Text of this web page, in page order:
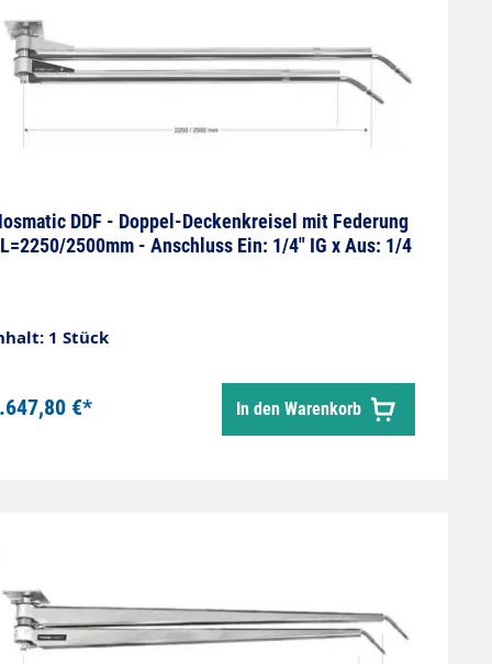
DDF - Doppel-Deckenkreisel mit Federung
2500mm - Anschluss Ein: 1/4" IG x Aus: 1/4
1 Stück
€* In den Warenkorb